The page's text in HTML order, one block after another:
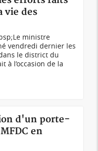
vie des
ministre
vendredi dernier les
le district du
à l’occasion de la
d'un porte-
en